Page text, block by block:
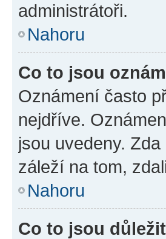
administrátoři.
Nahoru
Co to jsou
Oznámení často
nejdříve.
jsou uvedeny.
záleží na tom,
Nahoru
Co to jsou